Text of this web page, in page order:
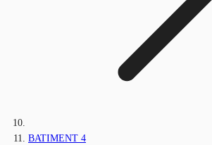
BATIMENT 4